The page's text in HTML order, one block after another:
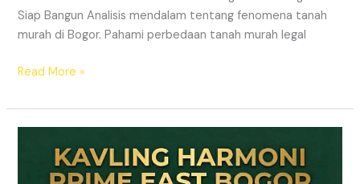
Siap Bangun Analisis mendalam tentang fenomena tanah
murah di Bogor. Pahami perbedaan tanah murah legal
Read More »
Hanjawong
Puncak